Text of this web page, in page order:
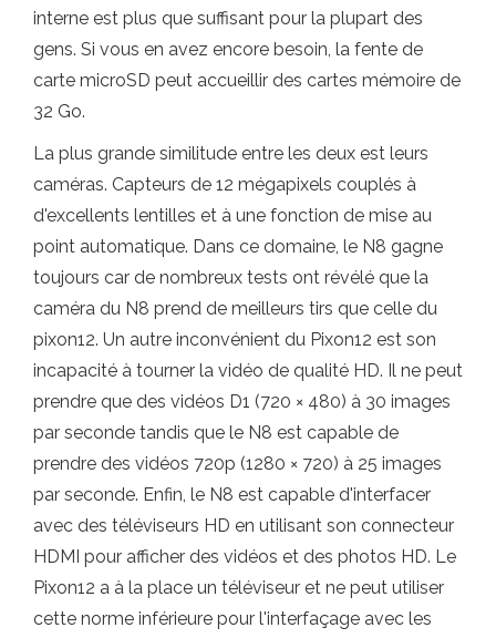
interne est plus que suffisant pour la plupart des
gens. Si vous en avez encore besoin, la fente de
carte microSD peut accueillir des cartes mémoire de
32 Go.
La plus grande similitude entre les deux est leurs
caméras. Capteurs de 12 mégapixels couplés à
d'excellents lentilles et à une fonction de mise au
point automatique. Dans ce domaine, le N8 gagne
toujours car de nombreux tests ont révélé que la
caméra du N8 prend de meilleurs tirs que celle du
pixon12. Un autre inconvénient du Pixon12 est son
incapacité à tourner la vidéo de qualité HD. Il ne peut
prendre que des vidéos D1 (720 × 480) à 30 images
par seconde tandis que le N8 est capable de
prendre des vidéos 720p (1280 × 720) à 25 images
par seconde. Enfin, le N8 est capable d'interfacer
avec des téléviseurs HD en utilisant son connecteur
HDMI pour afficher des vidéos et des photos HD. Le
Pixon12 a à la place un téléviseur et ne peut utiliser
cette norme inférieure pour l'interfaçage avec les